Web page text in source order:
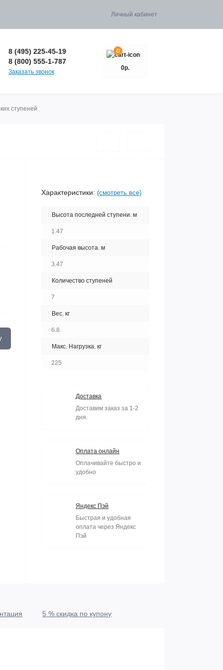
Личный кабинет
8 (495) 225-45-19
8 (800) 555-1-787
Заказать звонок
0
0р.
ступеней
Характеристики: (смотреть все)
Высота последней ступени. м
1.47
Рабочая высота. м
3.47
Количество ступеней
7
Вес. кг
6.8
Макс. Нагрузка. кг
225
Доставка
Доставим заказ за 1-2
дня.
Оплата онлайн
Оплачивайте быстро и
удобно
Яндекс Пэй
Быстрая и удобная
оплата через Яндекс
Пэй
5 % скидка по купону